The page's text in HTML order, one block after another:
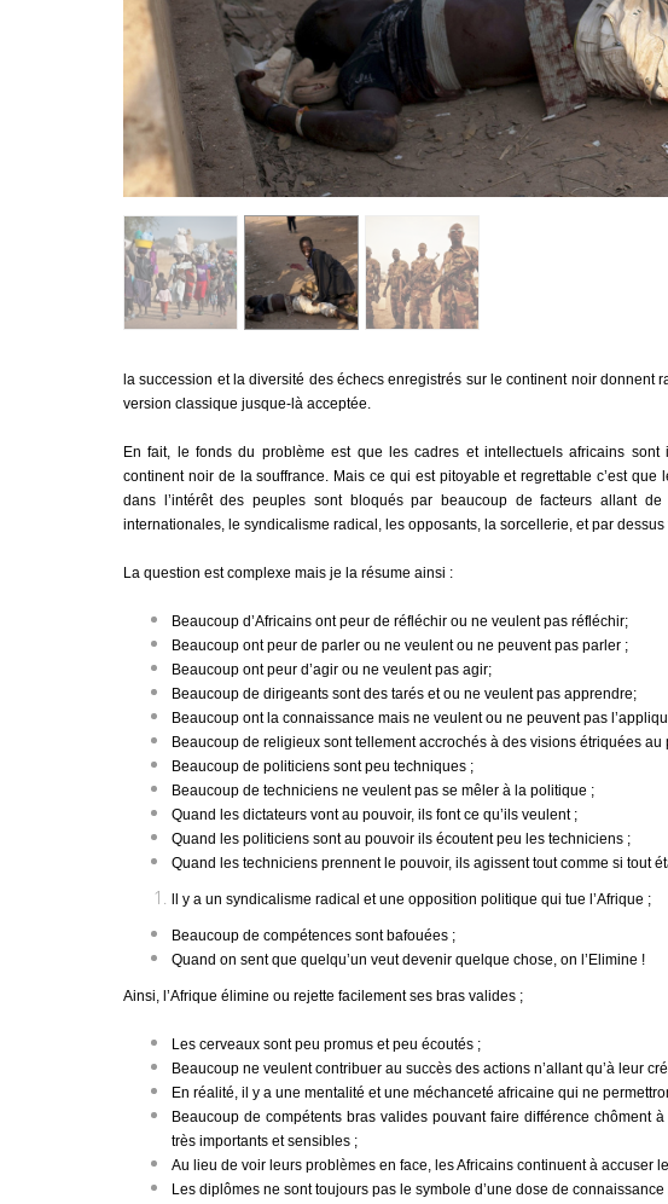
la succession et la diversité des échecs enregistrés sur le continent noir
version classique jusque-là acceptée.
En fait, le fonds du problème est que les cadres et intellectuels africains
continent noir de la souffrance. Mais ce qui est pitoyable et regrettable c’est
dans l’intérêt des peuples sont bloqués par beaucoup de facteurs allant
internationales, le syndicalisme radical, les opposants, la sorcellerie, et par
La question est complexe mais je la résume ainsi :
Beaucoup d’Africains ont peur de réfléchir ou ne veulent pas réfléchir;
Beaucoup ont peur de parler ou ne veulent ou ne peuvent pas parler ;
Beaucoup ont peur d’agir ou ne veulent pas agir;
Beaucoup de dirigeants sont des tarés et ou ne veulent pas apprendre;
Beaucoup ont la connaissance mais ne veulent ou ne peuvent pas
Beaucoup de religieux sont tellement accrochés à des visions étriquées
Beaucoup de politiciens sont peu techniques ;
Beaucoup de techniciens ne veulent pas se mêler à la politique ;
Quand les dictateurs vont au pouvoir, ils font ce qu’ils veulent ;
Quand les politiciens sont au pouvoir ils écoutent peu les techniciens ;
Quand les techniciens prennent le pouvoir, ils agissent tout comme si tout
ll y a un syndicalisme radical et une opposition politique qui tue l’Afrique ;
Beaucoup de compétences sont bafouées ;
Quand on sent que quelqu’un veut devenir quelque chose, on l’Elimine !
Ainsi, l’Afrique élimine ou rejette facilement ses bras valides ;
Les cerveaux sont peu promus et peu écoutés ;
Beaucoup ne veulent contribuer au succès des actions n’allant qu’à leur
En réalité, il y a une mentalité et une méchanceté africaine qui ne
Beaucoup de compétents bras valides pouvant faire différence
très importants et sensibles ;
Au lieu de voir leurs problèmes en face, les Africains continuent à accuser
Les diplômes ne sont toujours pas le symbole d’une dose de